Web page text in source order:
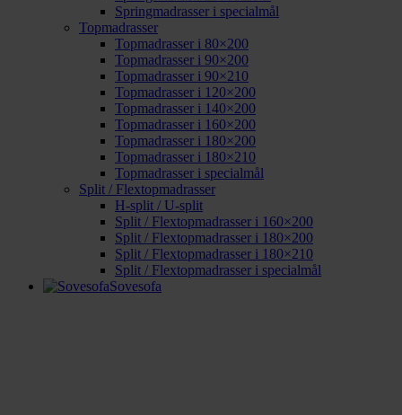
Springmadrasser i specialmål
Topmadrasser
Topmadrasser i 80×200
Topmadrasser i 90×200
Topmadrasser i 90×210
Topmadrasser i 120×200
Topmadrasser i 140×200
Topmadrasser i 160×200
Topmadrasser i 180×200
Topmadrasser i 180×210
Topmadrasser i specialmål
Split / Flextopmadrasser
H-split / U-split
Split / Flextopmadrasser i 160×200
Split / Flextopmadrasser i 180×200
Split / Flextopmadrasser i 180×210
Split / Flextopmadrasser i specialmål
Sovesofa